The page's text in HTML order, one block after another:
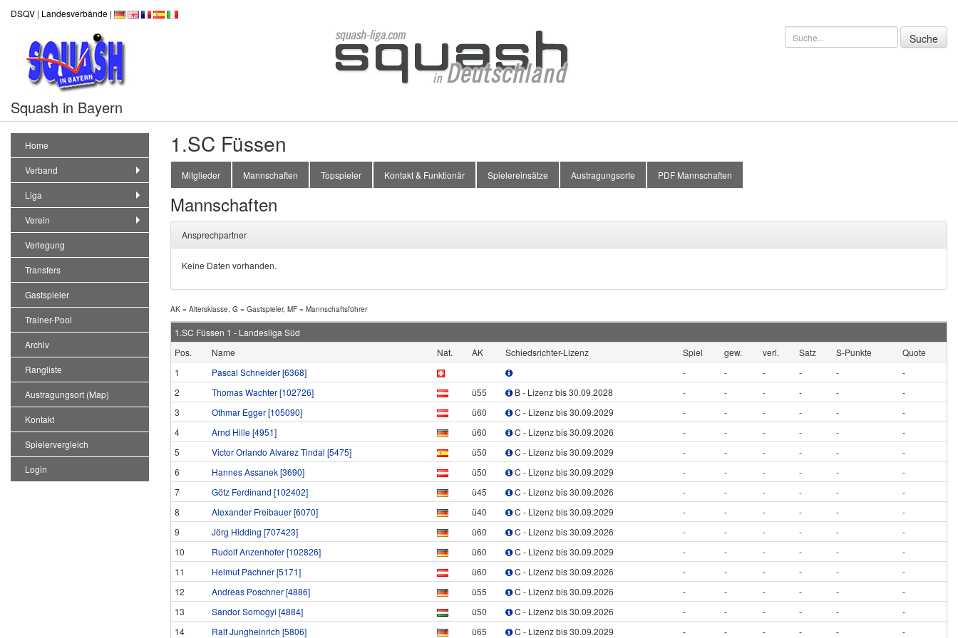
DSQV | Landesverbände |
Squash in Bayern
Home
Verband
Liga
Verein
Verlegung
Transfers
Gastspieler
Trainer-Pool
Archiv
Rangliste
Austragungsort (Map)
Kontakt
Spielervergleich
Login
1.SC Füssen
Mitglieder Mannschaften Topspieler Kontakt & Funktionär Spielereinsätze Austragungsorte PDF Mannschaften
Mannschaften
Ansprechpartner
Keine Daten vorhanden.
AK = Altersklasse, G = Gastspieler, MF = Mannschaftsführer
1.SC Füssen 1 - Landesliga Süd
Pos.
Name Nat. AK Schiedsrichter-Lizenz Spiel gew. verl. Satz S-Punkte
Quote
1
Pascal Schneider[6368] - - - - -
-
2
Thomas Wachter[102726] ü55 B - Lizenz bis 30.09.2028 - - - - -
-
3
Othmar Egger[105090] ü60 C - Lizenz bis 30.09.2029 - - - - -
-
4
Arnd Hille[4951] ü60 C - Lizenz bis 30.09.2026 - - - - -
-
5
Victor Orlando Alvarez Tindal [5475] ü50 C - Lizenz bis 30.09.2029 - - - - -
-
6
Hannes Assanek[3690] ü50 C - Lizenz bis 30.09.2029 - - - - -
-
7
Götz Ferdinand [102402] ü45 C - Lizenz bis 30.09.2026 - - - - -
-
8
Alexander Freibauer[6070] ü40 C - Lizenz bis 30.09.2029 - - - - -
-
9
Jörg Hidding [707423] ü60 C - Lizenz bis 30.09.2026 - - - - -
-
10
Rudolf Anzenhofer[102826] ü60 C - Lizenz bis 30.09.2029 - - - - -
-
11
Helmut Pachner[5171] ü60 C - Lizenz bis 30.09.2026 - - - - -
-
12
Andreas Poschner[4886] ü55 C - Lizenz bis 30.09.2026 - - - - -
-
13
Sandor Somogyi [4884] ü50 C - Lizenz bis 30.09.2026 - - - - -
-
14
Ralf Jungheinrich [5806] ü65 C - Lizenz bis 30.09.2029 - - - - - -